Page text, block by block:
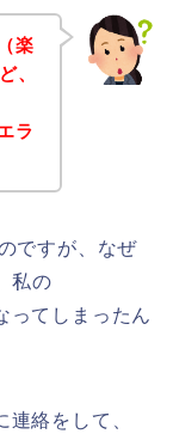
楽
、
ラ
ですが、なぜ
私の
ってしまったん
絡をして、